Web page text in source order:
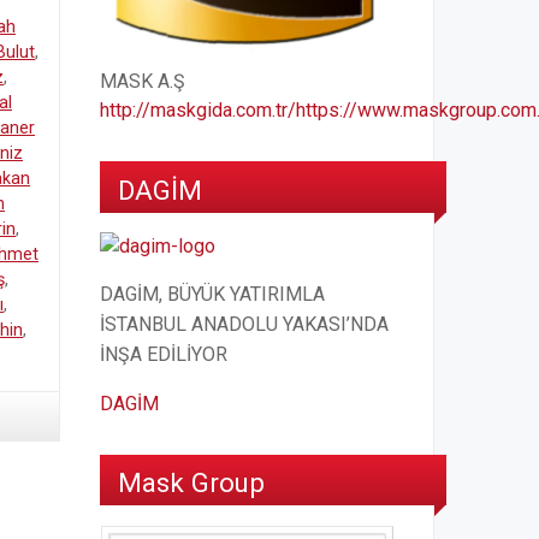
,
,
,
,
,
,
MASK A.Ş
http://maskgida.com.tr/https://
DAGİM
DAGİM, BÜYÜK YATIRIMLA
İSTANBUL ANADOLU YAKASI’NDA
İNŞA EDİLİYOR
DAGİM
Mask Group